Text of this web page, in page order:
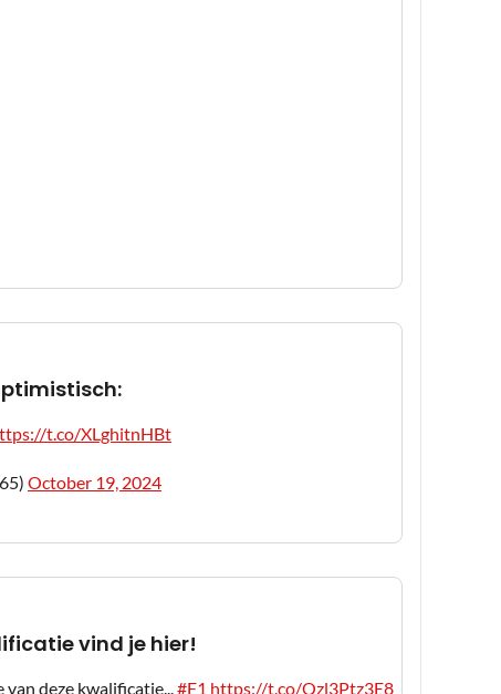
t.co/XLghitnHBt
October 19, 2024
vind je hier!
deze kwalificatie...#F1 https://t.co/Qzl3Ptz3E8